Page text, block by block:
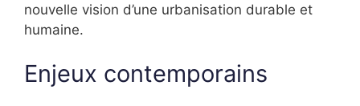
nouvelle vision d’une urbanisation durable et
humaine.
Enjeux contemporains